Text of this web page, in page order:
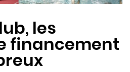
les
financement